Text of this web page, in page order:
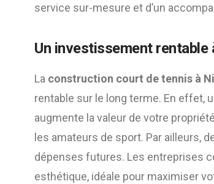
service sur-mesure et d’un
Un investissement rentable
La construction court de tennis à
rentable sur le long terme. En effet,
augmente la valeur de votre
les amateurs de sport. Par ailleurs,
dépenses futures. Les entreprises
esthétique, idéale pour maximiser